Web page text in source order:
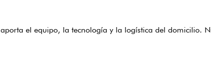
el equipo, la tecnología y la logística del domicilio.